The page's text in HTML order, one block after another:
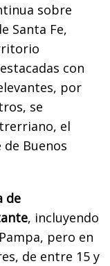
sobre
Santa Fe,
con
por
se
el
Buenos
de
, incluyendo
pero en
de entre 15 y